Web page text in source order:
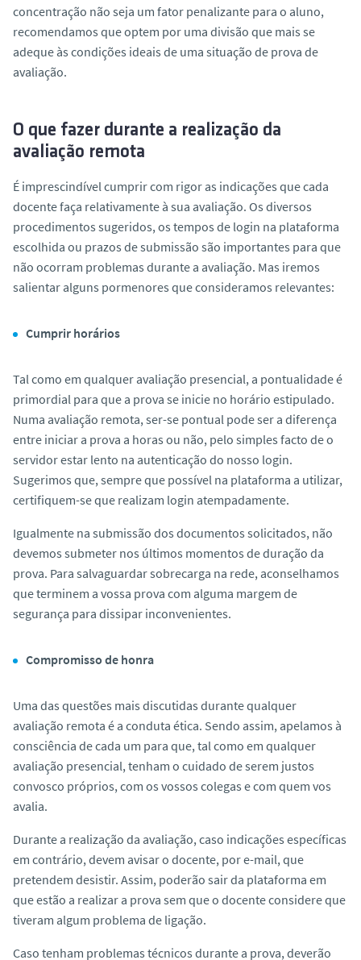
concentração não seja um fator penalizante para o aluno,
recomendamos que optem por uma divisão que mais se
adeque às condições ideais de uma situação de prova de
avaliação.
O que fazer durante a realização da
avaliação remota
É imprescindível cumprir com rigor as indicações que cada
docente faça relativamente à sua avaliação. Os diversos
procedimentos sugeridos, os tempos de login na plataforma
escolhida ou prazos de submissão são importantes para que
não ocorram problemas durante a avaliação. Mas iremos
salientar alguns pormenores que consideramos relevantes:
Cumprir horários
Tal como em qualquer avaliação presencial, a pontualidade é
primordial para que a prova se inicie no horário estipulado.
Numa avaliação remota, ser-se pontual pode ser a diferença
entre iniciar a prova a horas ou não, pelo simples facto de o
servidor estar lento na autenticação do nosso login.
Sugerimos que, sempre que possível na plataforma a utilizar,
certifiquem-se que realizam login atempadamente.
Igualmente na submissão dos documentos solicitados, não
devemos submeter nos últimos momentos de duração da
prova. Para salvaguardar sobrecarga na rede, aconselhamos
que terminem a vossa prova com alguma margem de
segurança para dissipar inconvenientes.
Compromisso de honra
Uma das questões mais discutidas durante qualquer
avaliação remota é a conduta ética. Sendo assim, apelamos à
consciência de cada um para que, tal como em qualquer
avaliação presencial, tenham o cuidado de serem justos
convosco próprios, com os vossos colegas e com quem vos
avalia.
Durante a realização da avaliação, caso indicações específicas
em contrário, devem avisar o docente, por e-mail, que
pretendem desistir. Assim, poderão sair da plataforma em
que estão a realizar a prova sem que o docente considere que
tiveram algum problema de ligação.
Caso tenham problemas técnicos durante a prova, deverão